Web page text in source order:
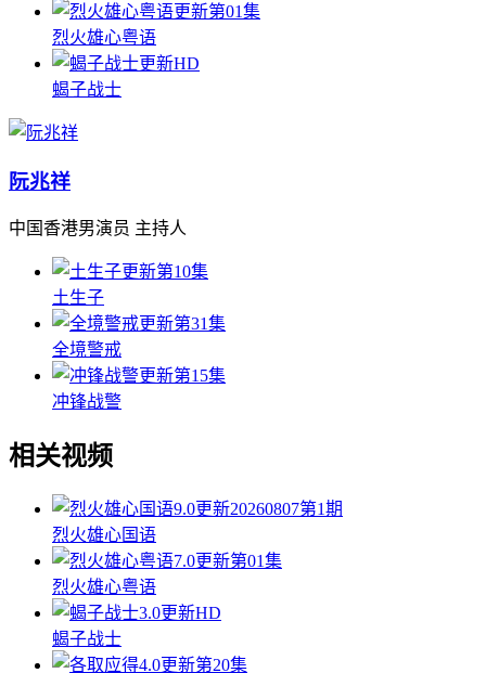
更新第01集
烈火雄心粤语
更新HD
蝎子战士
阮兆祥
中国香港男演员 主持人
更新第10集
土生子
更新第31集
全境警戒
更新第15集
冲锋战警
相关视频
9.0更新20260807第1期
烈火雄心国语
7.0更新第01集
烈火雄心粤语
3.0更新HD
蝎子战士
4.0更新第20集